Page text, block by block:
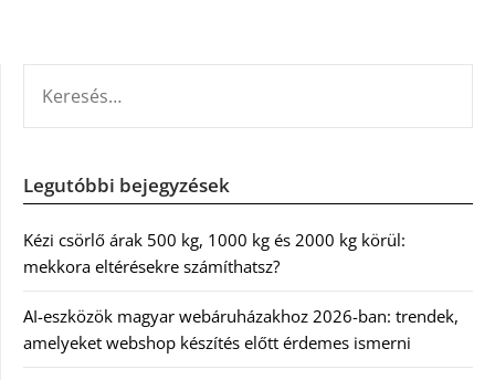
Legutóbbi bejegyzések
Kézi csörlő árak 500 kg, 1000 kg és 2000 kg körül:
mekkora eltérésekre számíthatsz?
AI-eszközök magyar webáruházakhoz 2026-ban: trendek,
amelyeket webshop készítés előtt érdemes ismerni